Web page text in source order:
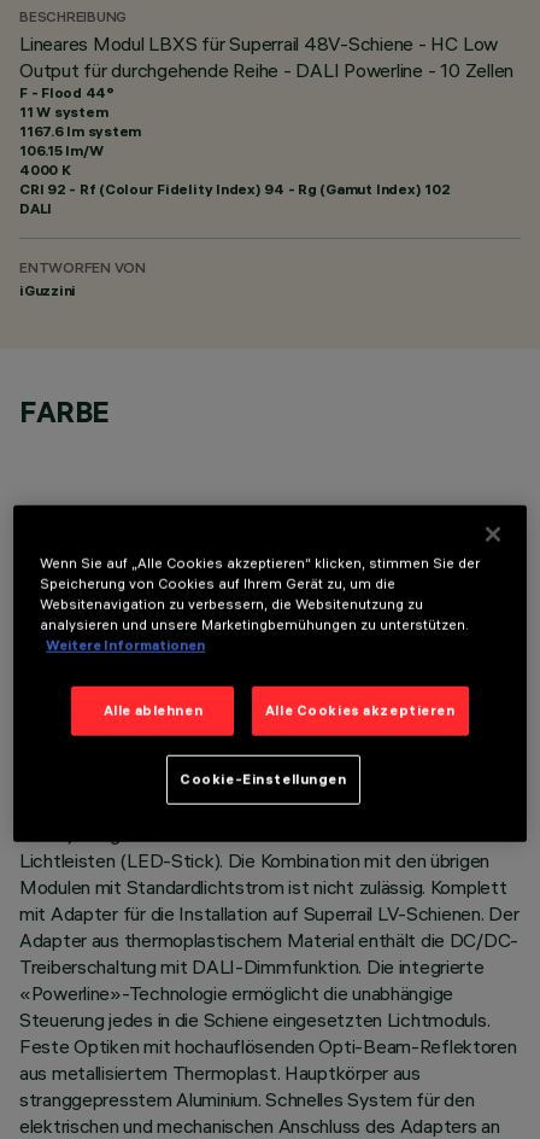
BESCHREIBUNG
Lineares Modul LBXS für Superrail 48V-Schiene - HC Low
Output für durchgehende Reihe - DALI Powerline - 10 Zellen
F - Flood 44°
11 W system
1167.6 lm system
106.15 lm/W
4000 K
CRI 92 - Rf (Colour Fidelity Index) 94 - Rg (Gamut Index) 102
DALI
ENTWORFEN VON
iGuzzini
FARBE
TECHNISCHE DATEN
LETZTES UPDATE: 03.08.2026
BESCHREIBUNG
Festes lineares Modul mit 10 optischen Elementen mit
reduziertem Lichtstrom, speziell für den Anschluss in einer
durchgehenden Reihe mit den anderen vorbereiteten
Modulen (High Contrast Low Output mit 5 und/oder 10
Lichtleisten (LED-Stick). Die Kombination mit den übrigen
Modulen mit Standardlichtstrom ist nicht zulässig. Komplett
mit Adapter für die Installation auf Superrail LV-Schienen. Der
Adapter aus thermoplastischem Material enthält die DC/DC-
Treiberschaltung mit DALI-Dimmfunktion. Die integrierte
«Powerline»-Technologie ermöglicht die unabhängige
Steuerung jedes in die Schiene eingesetzten Lichtmoduls.
Feste Optiken mit hochauflösenden Opti-Beam-Reflektoren
aus metallisiertem Thermoplast. Hauptkörper aus
stranggepresstem Aluminium. Schnelles System für den
elektrischen und mechanischen Anschluss des Adapters an
Wenn Sie auf „Alle Cookies akzeptieren“ klicken, stimmen Sie der
Speicherung von Cookies auf Ihrem Gerät zu, um die
Websitenavigation zu verbessern, die Websitenutzung zu
analysieren und unsere Marketingbemühungen zu unterstützen.
Weitere Informationen
Alle ablehnen Alle Cookies akzeptieren
Cookie-Einstellungen